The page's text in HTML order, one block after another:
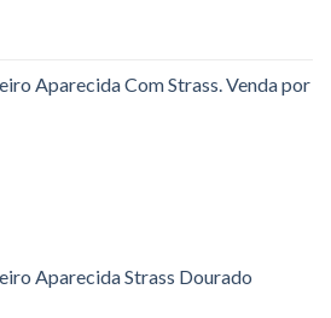
Aparecida Com Strass. Venda por
Aparecida Strass Dourado